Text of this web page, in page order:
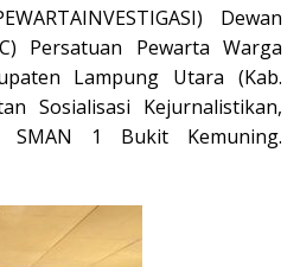
Dewan
Persatuan Pewarta Warga
Lampung Utara (Kab.
Sosialisasi Kejurnalistikan,
SMAN 1 Bukit Kemuning.